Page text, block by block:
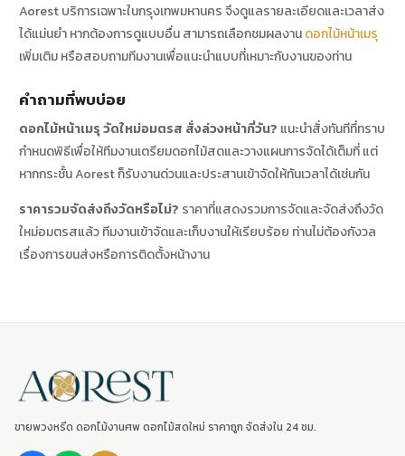
Aorest บริการเฉพาะในกรุงเทพมหานคร จึงดูแลรายละเอียดและเวลาส่ง
ได้แม่นยำ หากต้องการดูแบบอื่น สามารถเลือกชมผลงานดอกไม้หน้าเมรุ
เพิ่มเติม หรือสอบถามทีมงานเพื่อแนะนำแบบที่เหมาะกับงานของท่าน
คำถามที่พบบ่อย
ดอกไม้หน้าเมรุ วัดใหม่อมตรส สั่งล่วงหน้ากี่วัน? แนะนำสั่งทันทีที่ทราบ
กำหนดพิธีเพื่อให้ทีมงานเตรียมดอกไม้สดและวางแผนการจัดได้เต็มที่ แต่
หากกระชั้น Aorest ก็รับงานด่วนและประสานเข้าจัดให้ทันเวลาได้เช่นกัน
ราคารวมจัดส่งถึงวัดหรือไม่? ราคาที่แสดงรวมการจัดและจัดส่งถึงวัด
ใหม่อมตรสแล้ว ทีมงานเข้าจัดและเก็บงานให้เรียบร้อย ท่านไม่ต้องกังวล
เรื่องการขนส่งหรือการติดตั้งหน้างาน
ขายพวงหรีด ดอกไม้งานศพ ดอกไม้สดใหม่ ราคาถูก จัดส่งใน 24 ชม.